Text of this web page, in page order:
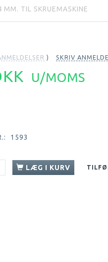
MM. TIL SKRUEMASKINE
SKRIV
U/MOMS
1593
LÆG I KURV